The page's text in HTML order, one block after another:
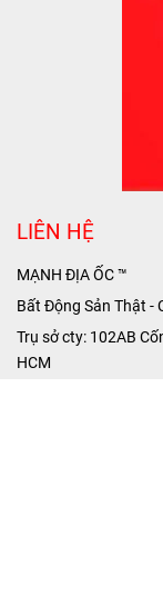
LIÊN HỆ
MẠNH ĐỊA ỐC ™
Bất Động Sản Thật -
Trụ sở cty: 102AB
HCM